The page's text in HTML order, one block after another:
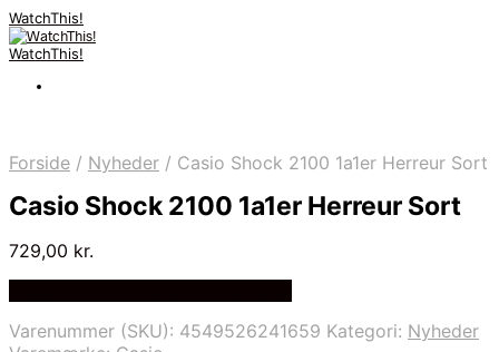
WatchThis!
WatchThis!
Forside / Nyheder / Casio Shock 2100 1a1er Herreur Sort
Casio Shock 2100 1a1er Herreur Sort
729,00 kr.
Varenummer (SKU): 4549526241659 Kategori: Nyheder